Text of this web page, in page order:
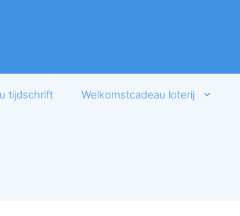
tijdschrift Welkomstcadeau loterij